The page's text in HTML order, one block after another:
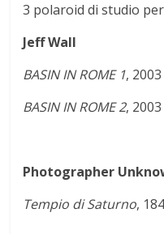
3 polaroid di studio
Jeff Wall
BASIN IN ROME 1, 2003
BASIN IN ROME 2, 2003
Photographer
Tempio di Saturno,